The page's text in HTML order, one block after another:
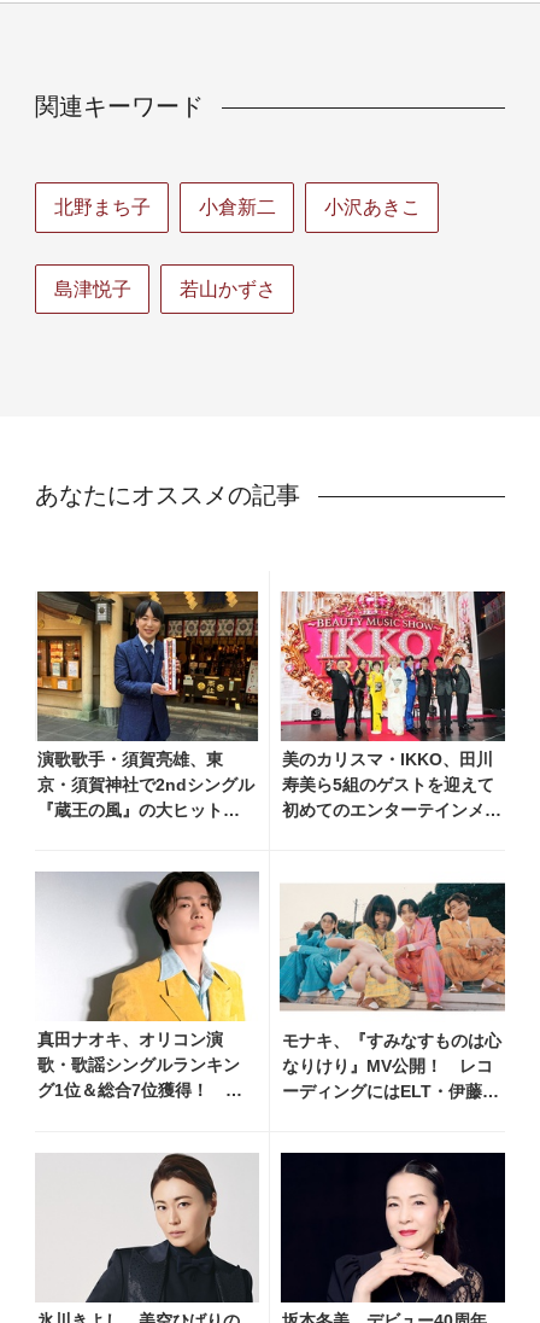
関連キーワード
北野まち子 小倉新二 小沢あきこ
島津悦子 若山かずさ
あなたにオススメの記事
演歌歌手・須賀亮雄、東
京・須賀神社で2ndシングル
『蔵王の風』の大ヒット祈
美のカリスマ・IKKO、田川
寿美ら5組のゲストを迎えて
初めてのエンターテインメン
真田ナオキ、オリコン演
歌・歌謡シングルランキン
グ1位＆総合7位獲得！ 夏
モナキ、『すみなすものは心
なりけり』MV公開！ レコ
ーディングにはELT・伊藤一